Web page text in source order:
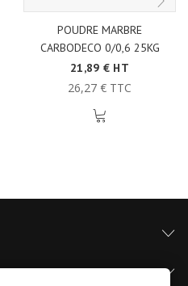
POUDRE MARBRE
CARBODECO 0/0,6 25KG
21,89 € HT
26,27 € TTC